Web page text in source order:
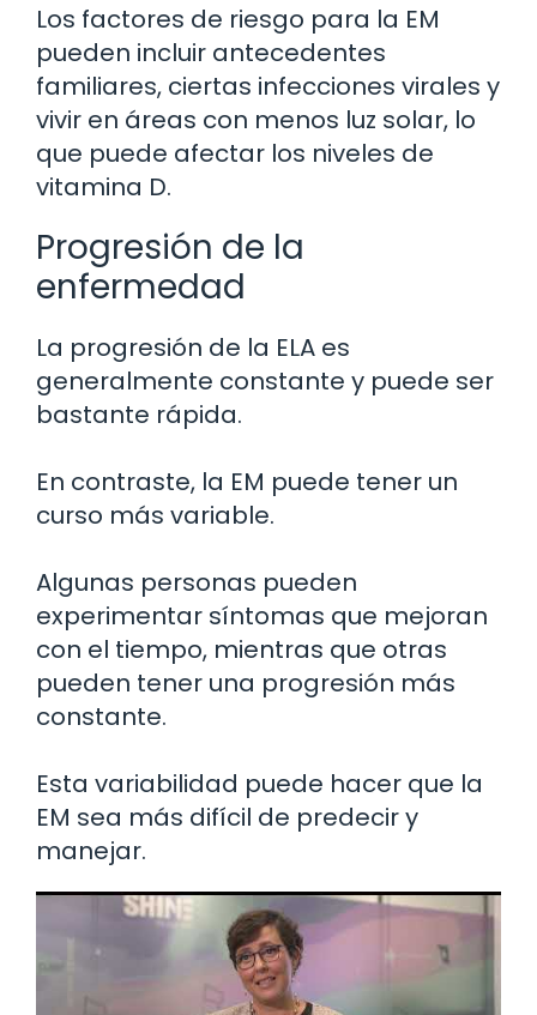
Los factores de riesgo para la EM
pueden incluir antecedentes
familiares, ciertas infecciones virales y
vivir en áreas con menos luz solar, lo
que puede afectar los niveles de
vitamina D.
Progresión de la
enfermedad
La progresión de la ELA es
generalmente constante y puede ser
bastante rápida.
En contraste, la EM puede tener un
curso más variable.
Algunas personas pueden
experimentar síntomas que mejoran
con el tiempo, mientras que otras
pueden tener una progresión más
constante.
Esta variabilidad puede hacer que la
EM sea más difícil de predecir y
manejar.